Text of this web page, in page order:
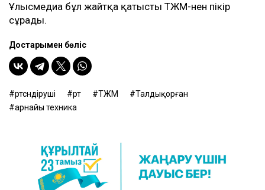
Ұлысмедиа бұл жайтқа қатысты ТЖМ-нен пікір
сұрады.
Достарыңмен бөліс
өртсөндіруші өрт ТЖМ
Талдықорған
арнайы техника